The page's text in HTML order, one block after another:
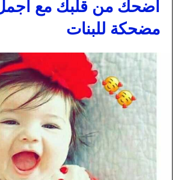
اضحك من قلبك مع
مضحكة للبنات